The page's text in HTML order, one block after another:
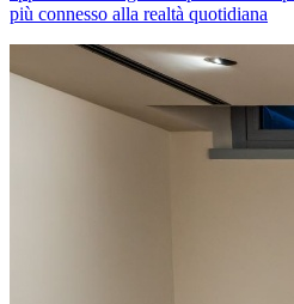
più connesso alla realtà quotidiana